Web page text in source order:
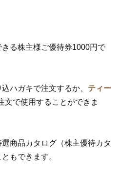
る株主様ご優待券1000円で
ハガキで注文するか、 ティー
文で使用することができま
商品カタログ（株主優待カタ
もできます。